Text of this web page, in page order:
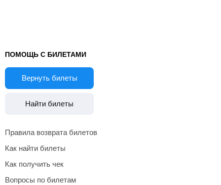
ПОМОЩЬ С БИЛЕТАМИ
Вернуть билеты
Найти билеты
Правила возврата билетов
Как найти билеты
Как получить чек
Вопросы по билетам